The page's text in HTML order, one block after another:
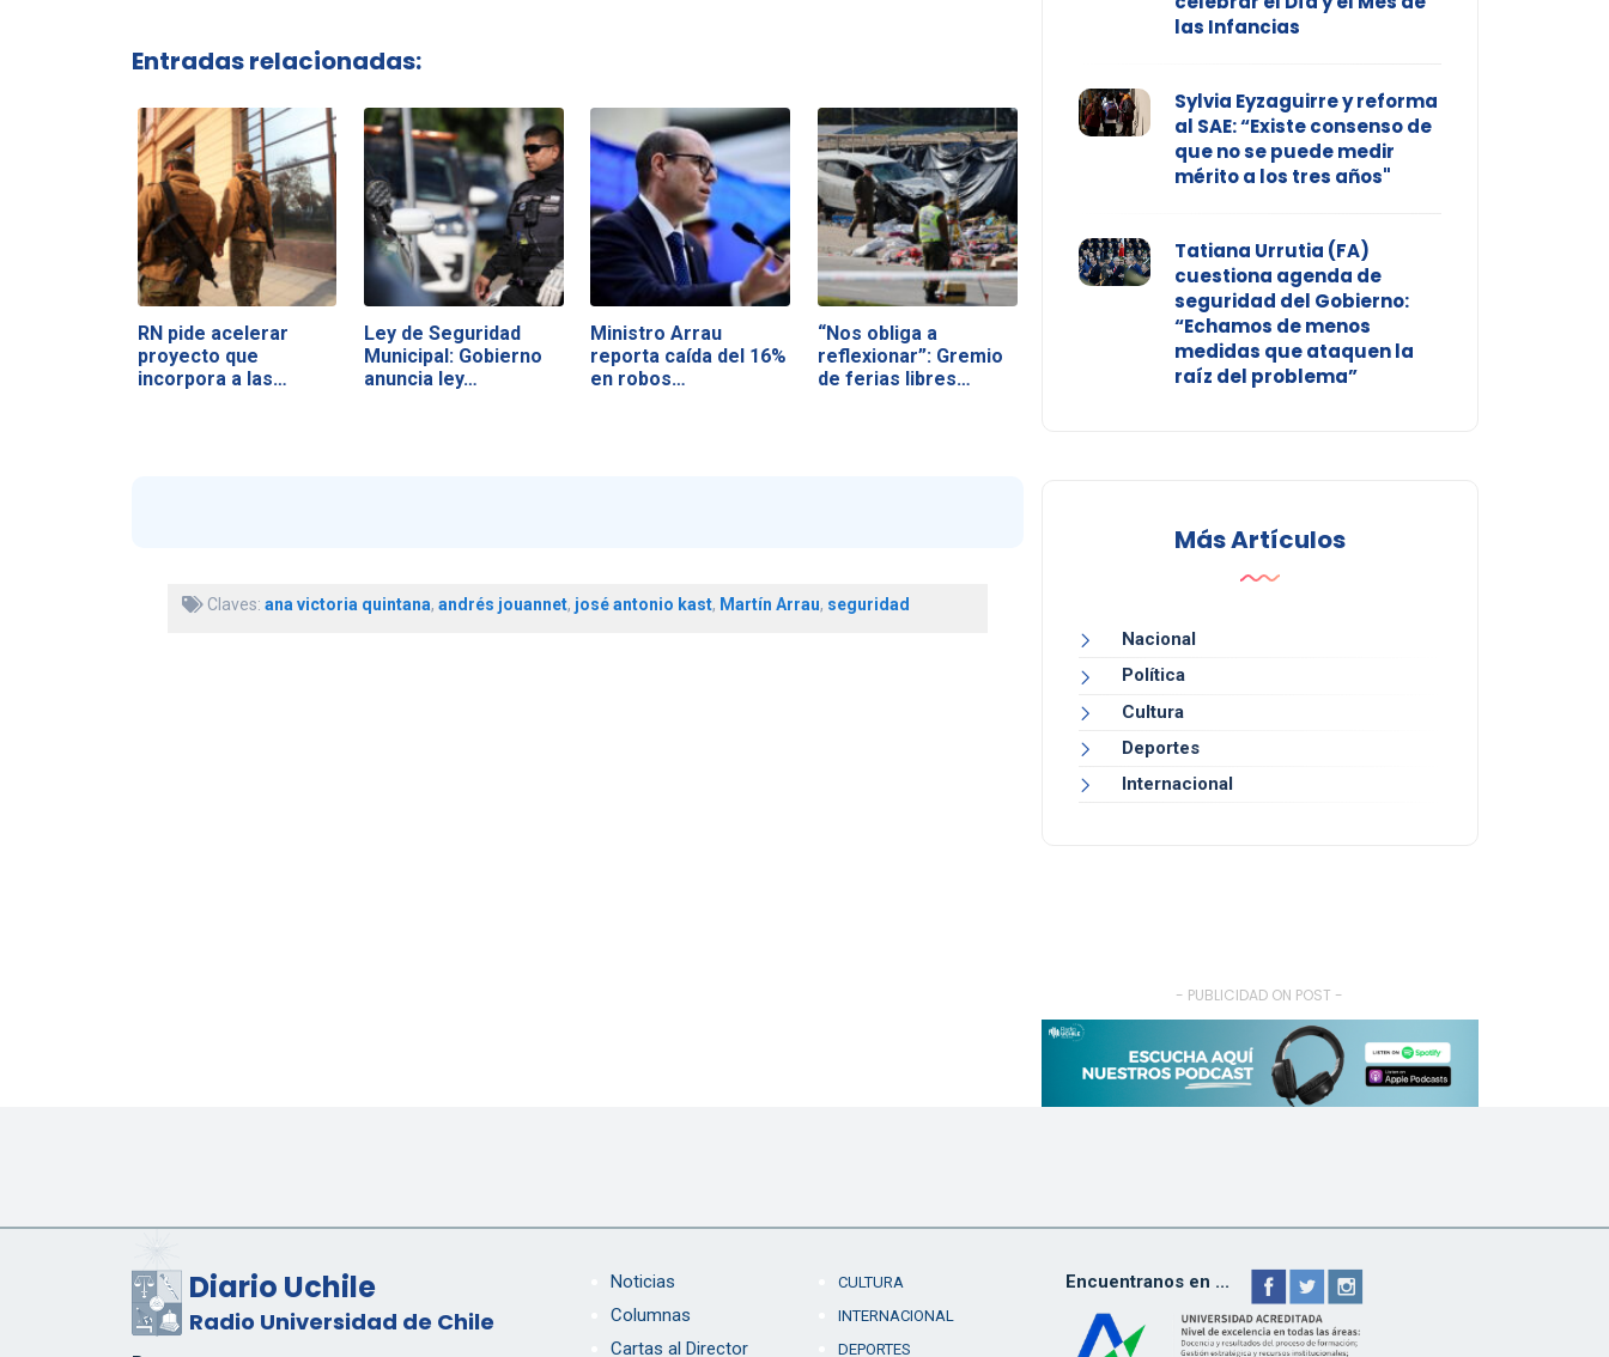
Entradas relacionadas:
RN pide acelerar
proyecto que
incorpora a las…
Ley de Seguridad
Municipal: Gobierno
anuncia ley…
Ministro Arrau
reporta caída del 16%
en robos…
“Nos obliga a
reflexionar”: Gremio
de ferias libres…
Claves: ana victoria quintana, andrés jouannet, josé antonio kast, Martín Arrau, seguridad
las Infancias
Sylvia Eyzaguirre y reforma
al SAE: “Existe consenso de
que no se puede medir
mérito a los tres años"
Tatiana Urrutia (FA)
cuestiona agenda de
seguridad del Gobierno:
“Echamos de menos
medidas que ataquen la
raíz del problema”
Más Artículos
Nacional
Política
Cultura
Deportes
Internacional
- PUBLICIDAD ON POST -
Diario Uchile
Radio Universidad de Chile
Noticias
Columnas
Cartas al Director
CULTURA
INTERNACIONAL
DEPORTES
Encuentranos en ...